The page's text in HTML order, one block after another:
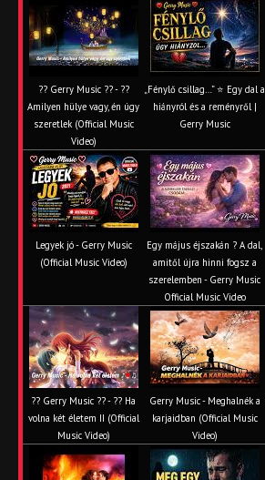
?? Gerry Music ?? - ??
Amilyen hülye vagy, én úgy
szeretlek (Official Music
Video)
„Fénylő csillag…” ⭐ Egy dal a
hiányról és a reményről |
Gerry Music
Legyek jó - Gerry Music
(Official Music Video)
Egy május éjszakán ? A dal,
amitől újra hinni fogsz a
szerelemben - Gerry Music
Official Music Video
?? Gerry Music ?? - ?? Ha
volna két életem II (Official
Music Video)
Gerry Music - Meghalnék a
karjaidban (Official Music
Video)